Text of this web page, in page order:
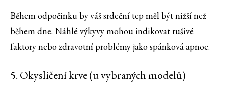
Během odpočinku by váš srdeční tep měl být nižší než
během dne. Náhlé výkyvy mohou indikovat rušivé
faktory nebo zdravotní problémy jako spánková apnoe.
5. Okysličení krve (u vybraných modelů)